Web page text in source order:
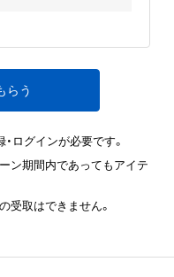
らう
ログインが必要です。
ン期間内であってもアイテ
受取はできません。